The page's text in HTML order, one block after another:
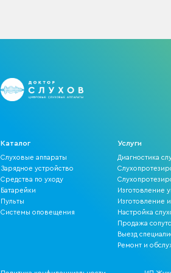
Каталог
Слуховые аппараты
Зарядное устройство
Средства по уходу
Батарейки
Пульты
Системы оповещения
Услуги
Диагностика
Изготовление
Изготовление
Настройка
Продажа
Выезд
Ремонт и